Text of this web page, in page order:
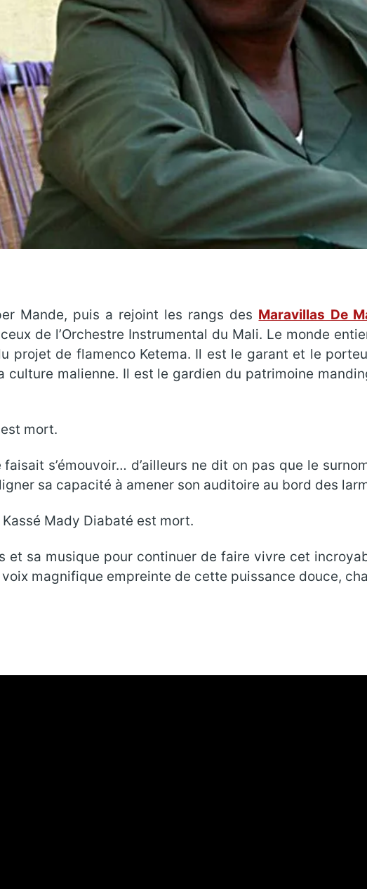
Mande, puis a rejoint les rangs des Maravillas De
de l’Orchestre Instrumental du Mali. Le monde
projet de flamenco Ketema. Il est le garant et le
culture malienne. Il est le gardien du patrimoine
mort.
faisait s’émouvoir… d’ailleurs ne dit on pas que le
sa capacité à amener son auditoire au bord des
Mady Diabaté est mort.
et sa musique pour continuer de faire vivre cet
magnifique empreinte de cette puissance douce,